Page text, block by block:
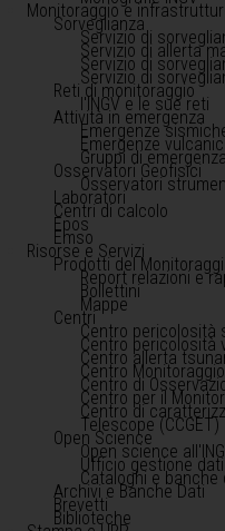
Monitoraggio e
Sorveglianza
Servizio di
Servizio di allerta
Servizio di
Servizio di
Reti di monitoraggio
l'INGV e le sue reti
Attività in emergenza
Emergenze
Emergenze
Gruppi di emergenza
Osservatori Geofisici
Osservatori
Laboratori
Centri di calcolo
Epos
Emso
Risorse e Servizi
Prodotti del
Report relazioni e
Bollettini
Mappe
Centri
Centro pericolosità
Centro pericolosità
Centro allerta
Centro
Centro di
Centro per il
Centro di
Telescope (CCGET)
Open Science
Open science
Ufficio gestione dati
Cataloghi e banche
Archivi e Banche Dati
Brevetti
Biblioteche